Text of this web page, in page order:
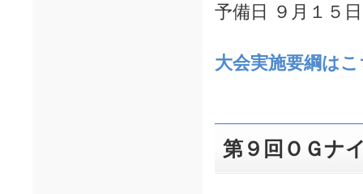
予備日 ９月１５
大会実施要綱は
第９回ＯＧナ